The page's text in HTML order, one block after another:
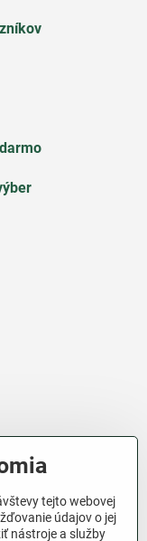
tejto webovej
údajov o jej
nástroje a služby